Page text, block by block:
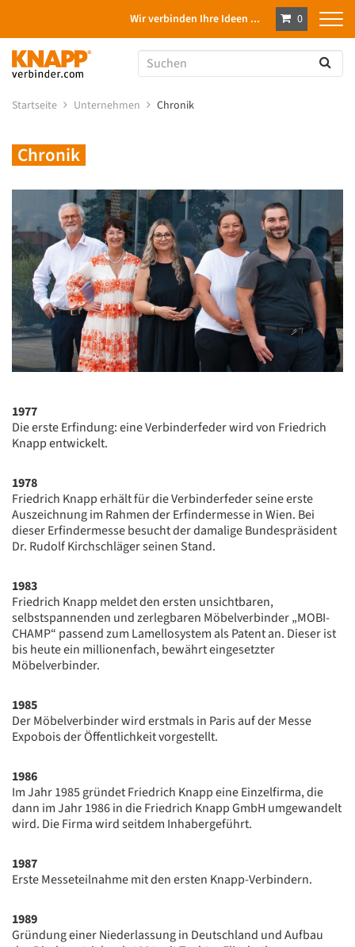
Wir verbinden Ihre Ideen ... 0
Startseite Unternehmen Chronik
Chronik
1977
Die erste Erfindung: eine Verbinderfeder wird von Friedrich
Knapp entwickelt.
1978
Friedrich Knapp erhält für die Verbinderfeder seine erste
Auszeichnung im Rahmen der Erfindermesse in Wien. Bei
dieser Erfindermesse besucht der damalige Bundespräsident
Dr. Rudolf Kirchschläger seinen Stand.
1983
Friedrich Knapp meldet den ersten unsichtbaren,
selbstspannenden und zerlegbaren Möbelverbinder „MOBI-
CHAMP“ passend zum Lamellosystem als Patent an. Dieser ist
bis heute ein millionenfach, bewährt eingesetzter
Möbelverbinder.
1985
Der Möbelverbinder wird erstmals in Paris auf der Messe
Expobois der Öffentlichkeit vorgestellt.
1986
Im Jahr 1985 gründet Friedrich Knapp eine Einzelfirma, die
dann im Jahr 1986 in die Friedrich Knapp GmbH umgewandelt
wird. Die Firma wird seitdem Inhabergeführt.
1987
Erste Messeteilnahme mit den ersten Knapp-Verbindern.
1989
Gründung einer Niederlassung in Deutschland und Aufbau